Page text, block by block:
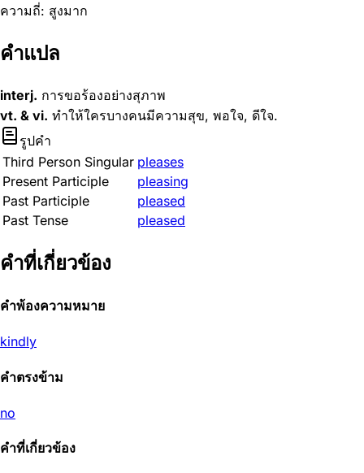
ความถี่: สูงมาก
คำแปล
interj. การขอร้องอย่างสุภาพ
vt. & vi. ทำให้ใครบางคนมีความสุข, พอใจ, ดีใจ.
รูปคำ
Third Person Singular pleases
Present Participle
pleasing
Past Participle
pleased
Past Tense
pleased
คำที่เกี่ยวข้อง
คำพ้องความหมาย
kindly
คำตรงข้าม
no
คำที่เกี่ยวข้อง